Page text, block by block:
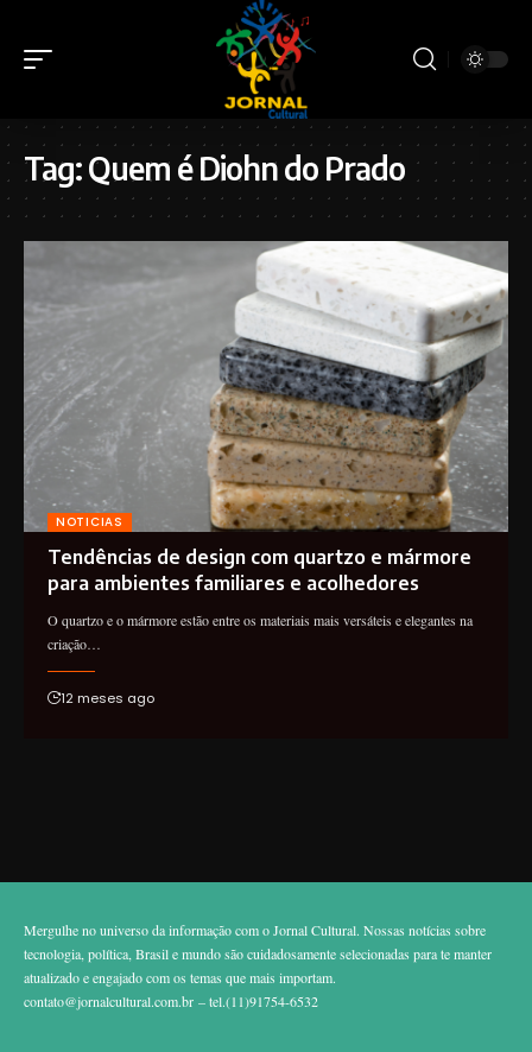
Tag:Quem é Diohn do Prado
NOTICIAS
Tendências de design com quartzo e mármore
para ambientes familiares e acolhedores
O quartzo e o mármore estão entre os materiais mais versáteis e elegantes na
criação…
12 meses ago
Mergulhe no universo da informação com o Jornal Cultural. Nossas notícias sobre
tecnologia, política, Brasil e mundo são cuidadosamente selecionadas para te manter
atualizado e engajado com os temas que mais importam.
contato@jornalcultural.com.br – tel.(11)91754-6532